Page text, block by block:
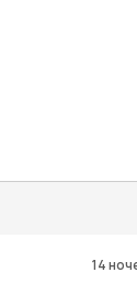
14